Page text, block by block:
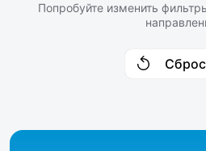
Попробуйте изменить